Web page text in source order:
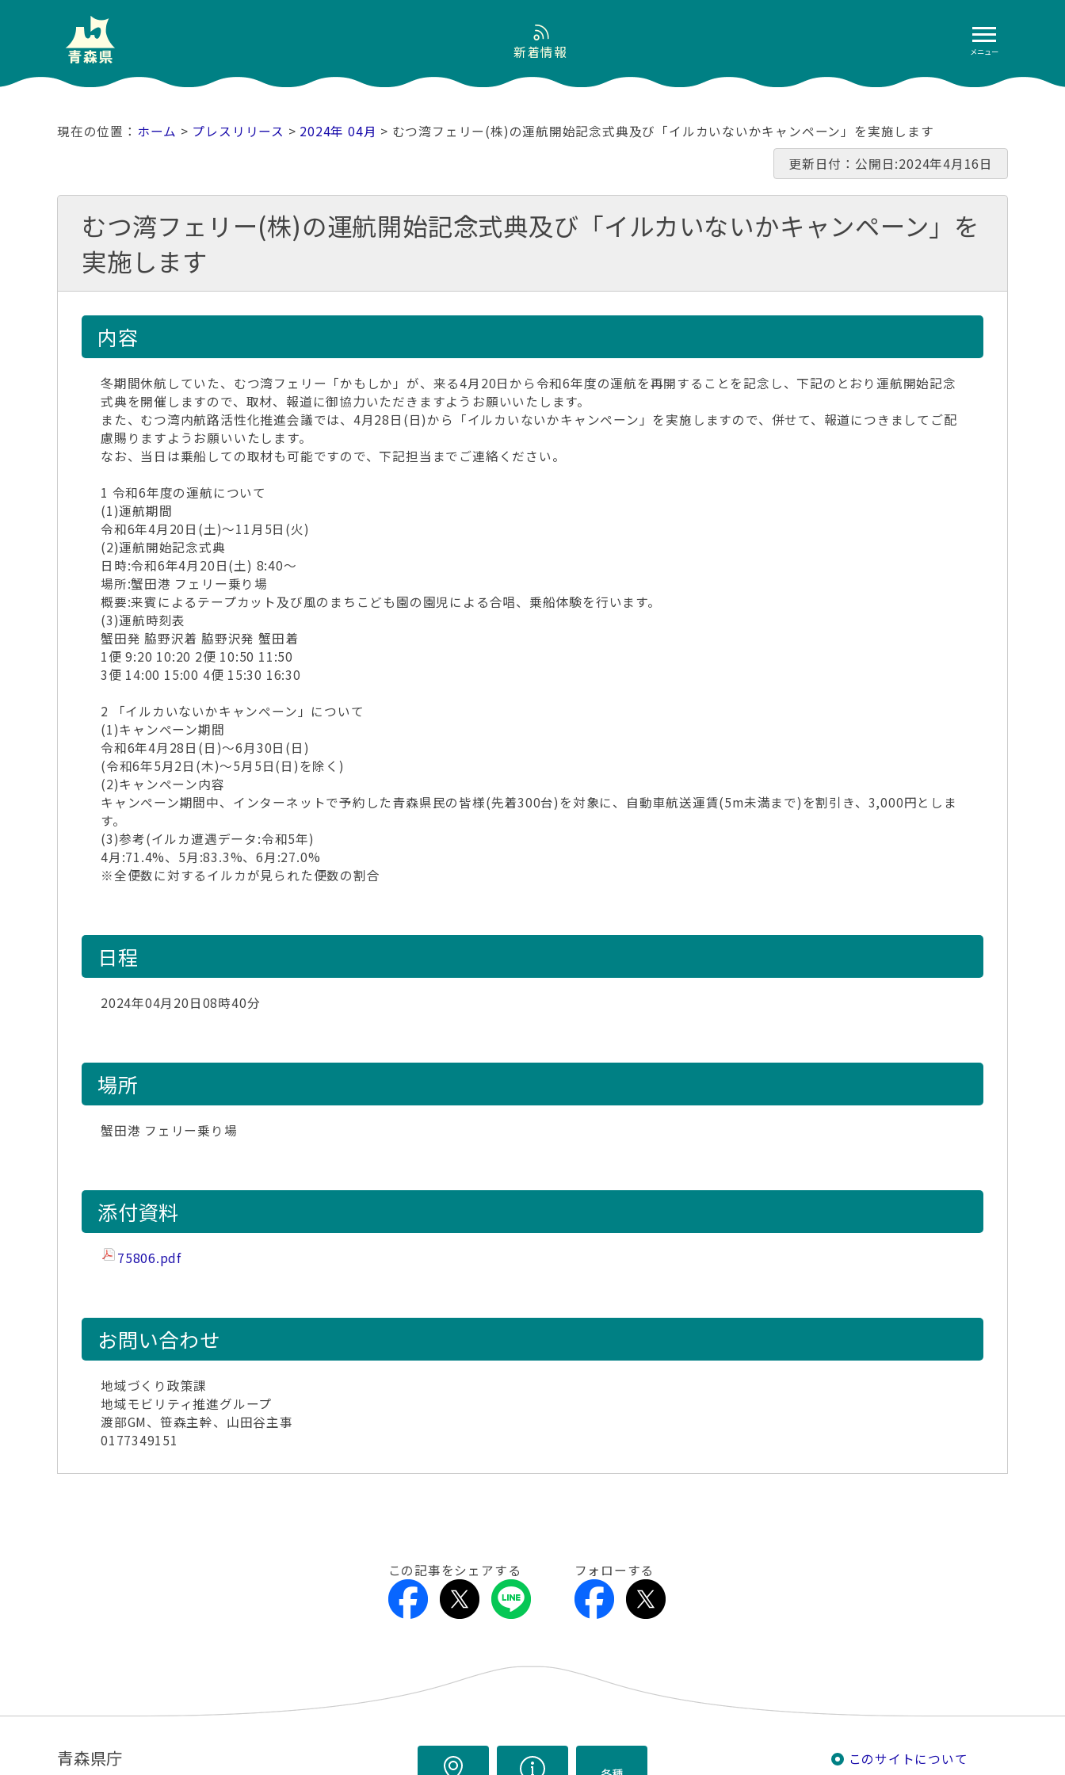
メニュー
新着情報
ホーム > プレスリリース > 2024年 04月 > むつ湾フェリー(株)の運航開始記念式典及び「イルカいないかキャンペーン」を実施します
更新日付：公開日:2024年4月16日
むつ湾フェリー(株)の運航開始記念式典及び「イルカいないかキャンペーン」を
実施します
内容
冬期間休航していた、むつ湾フェリー「かもしか」が、来る4月20日から令和6年度の運航を再開することを記念し、下記のとおり運航開始記念
式典を開催しますので、取材、報道に御協力いただきますようお願いいたします。
また、むつ湾内航路活性化推進会議では、4月28日(日)から「イルカいないかキャンペーン」を実施しますので、併せて、報道につきましてご配
慮賜りますようお願いいたします。
なお、当日は乗船しての取材も可能ですので、下記担当までご連絡ください。
1 令和6年度の運航について
(1)運航期間
令和6年4月20日(土)～11月5日(火)
(2)運航開始記念式典
日時:令和6年4月20日(土) 8:40～
場所:蟹田港 フェリー乗り場
概要:来賓によるテープカット及び風のまちこども園の園児による合唱、乗船体験を行います。
(3)運航時刻表
蟹田発 脇野沢着 脇野沢発 蟹田着
1便 9:20 10:20 2便 10:50 11:50
3便 14:00 15:00 4便 15:30 16:30
2 「イルカいないかキャンペーン」について
(1)キャンペーン期間
令和6年4月28日(日)～6月30日(日)
(令和6年5月2日(木)～5月5日(日)を除く)
(2)キャンペーン内容
キャンペーン期間中、インターネットで予約した青森県民の皆様(先着300台)を対象に、自動車航送運賃(5m未満まで)を割引き、3,000円としま
す。
(3)参考(イルカ遭遇データ:令和5年)
4月:71.4%、5月:83.3%、6月:27.0%
※全便数に対するイルカが見られた便数の割合
日程
2024年04月20日08時40分
場所
蟹田港 フェリー乗り場
添付資料
75806.pdf
お問い合わせ
地域づくり政策課
地域モビリティ推進グループ
渡部GM、笹森主幹、山田谷主事
0177349151
この記事をシェアする フォローする
青森県庁
このサイトについて